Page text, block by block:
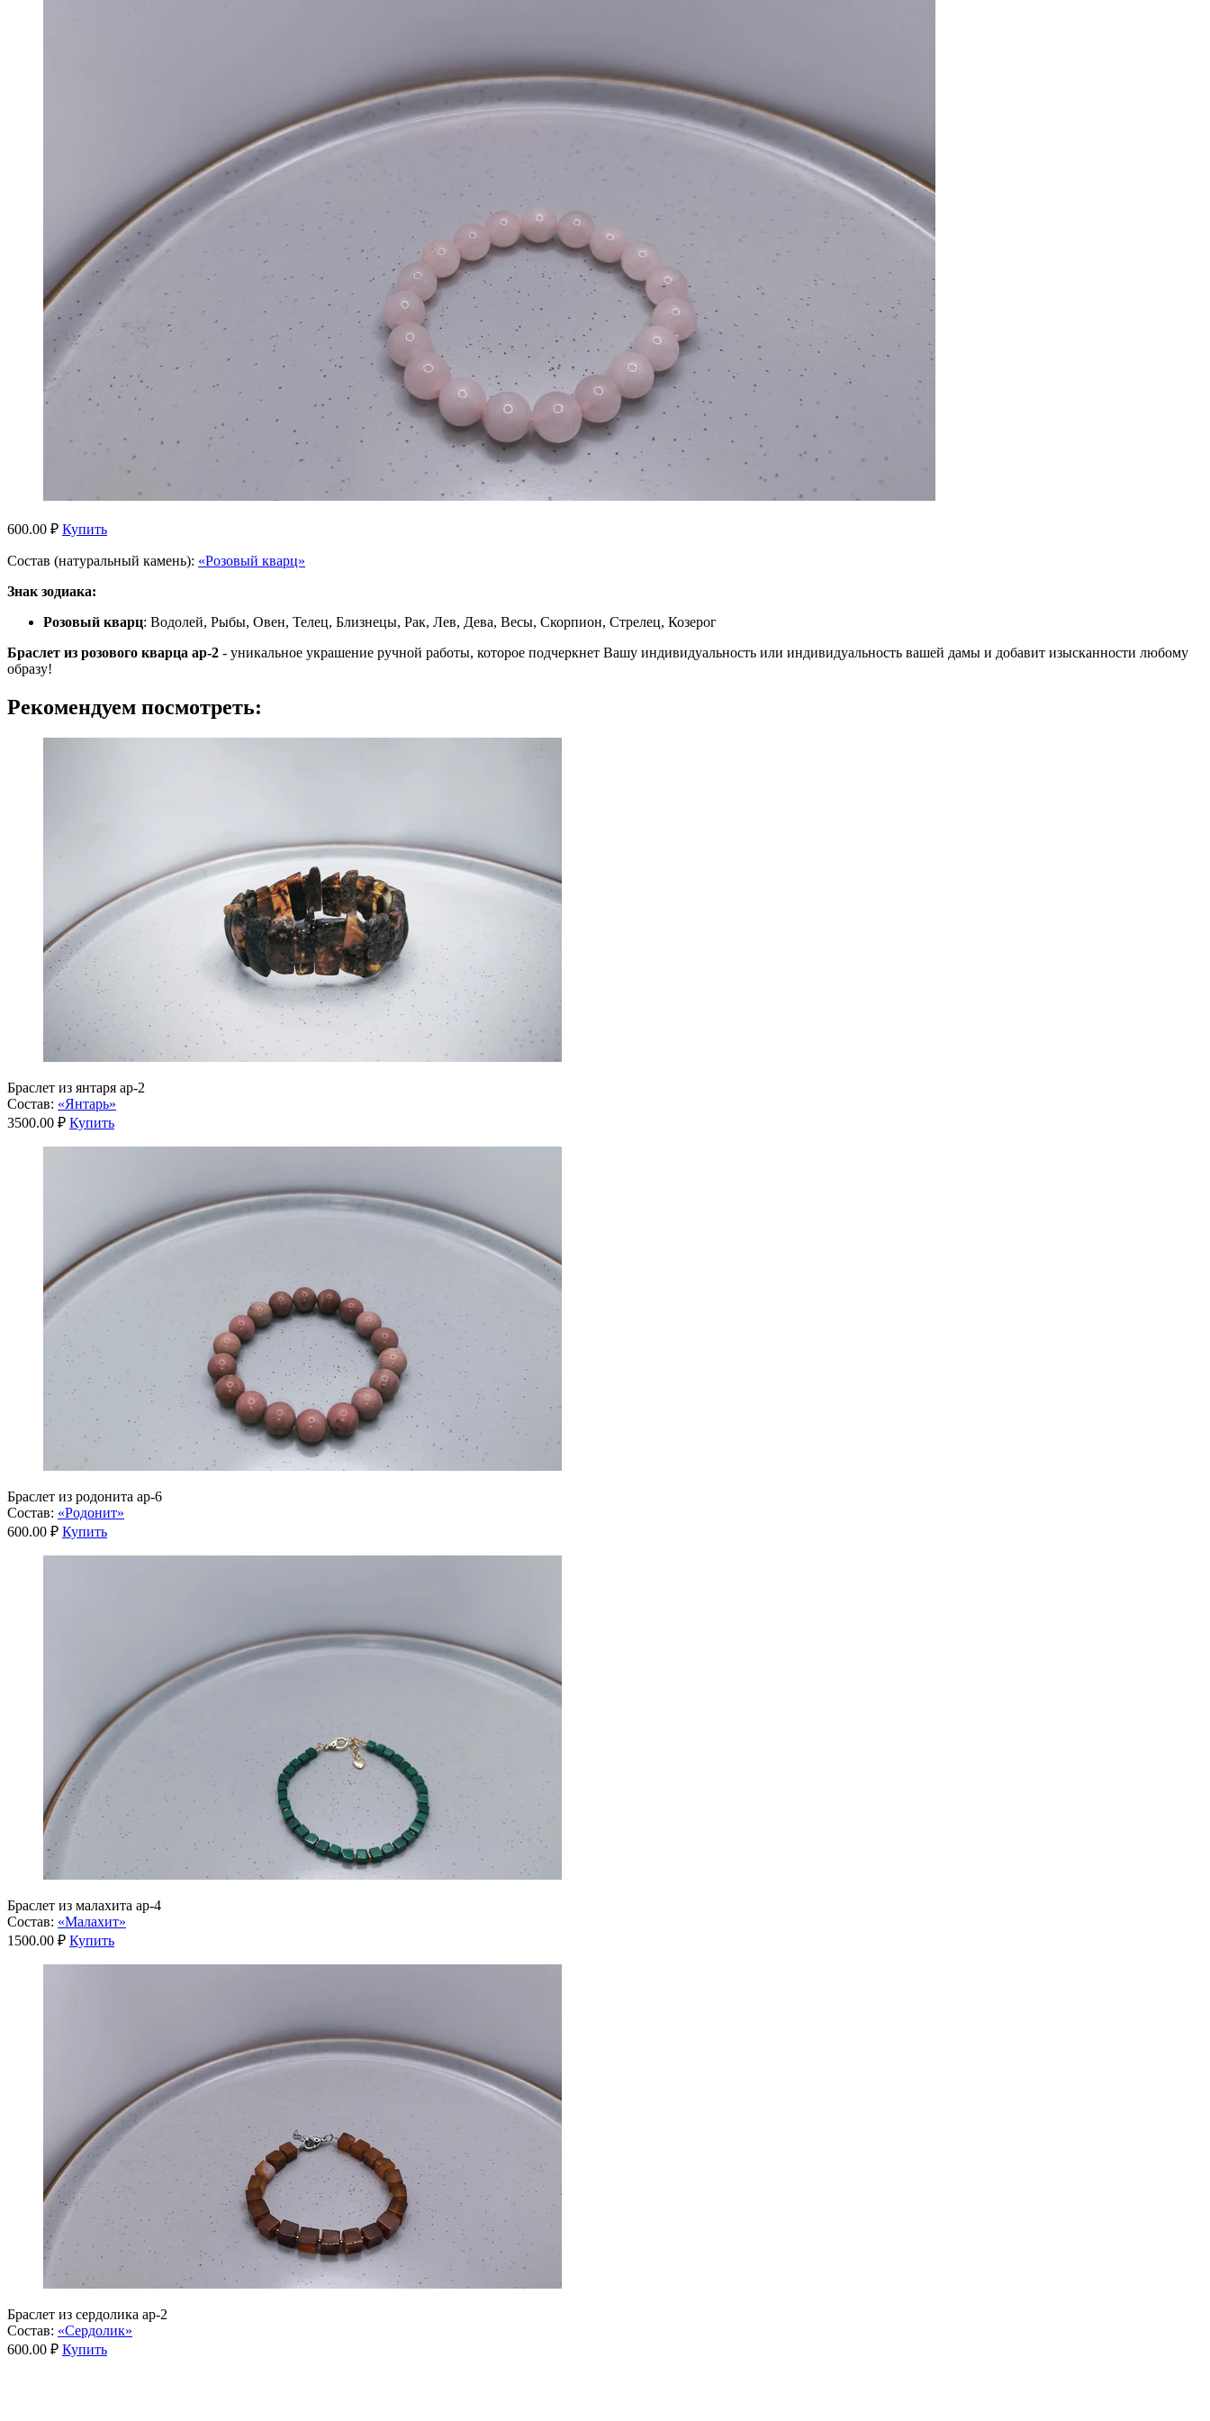
600.00 ₽ Купить
Состав (натуральный камень): «Розовый кварц»
Знак зодиака:
Розовый кварц: Водолей, Рыбы, Овен, Телец, Близнецы, Рак, Лев, Дева, Весы, Скорпион, Стрелец, Козерог
Браслет из розового кварца ар-2 - уникальное украшение ручной работы, которое подчеркнет Вашу индивидуальность или индивидуальность вашей дамы и добавит изысканности любому
образу!
Рекомендуем посмотреть:
Браслет из янтаря ар-2
Состав: «Янтарь»
3500.00 ₽ Купить
Браслет из родонита ар-6
Состав: «Родонит»
600.00 ₽ Купить
Браслет из малахита ар-4
Состав: «Малахит»
1500.00 ₽ Купить
Браслет из сердолика ар-2
Состав: «Сердолик»
600.00 ₽ Купить